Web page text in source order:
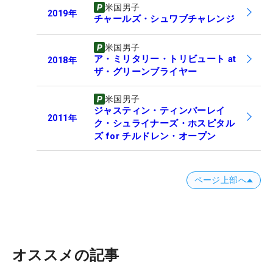
2019年
米国男子
チャールズ・シュワブチャレンジ
2018年
米国男子
ア・ミリタリー・トリビュート at
ザ・グリーンブライヤー
2011年
米国男子
ジャスティン・ティンバーレイ
ク・シュライナーズ・ホスピタル
ズ for チルドレン・オープン
ページ上部へ
オススメの記事